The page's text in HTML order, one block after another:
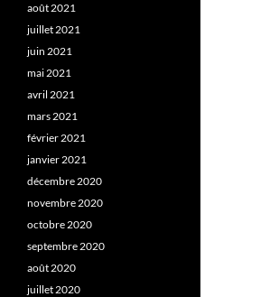
août 2021
juillet 2021
juin 2021
mai 2021
avril 2021
mars 2021
février 2021
janvier 2021
décembre 2020
novembre 2020
octobre 2020
septembre 2020
août 2020
juillet 2020